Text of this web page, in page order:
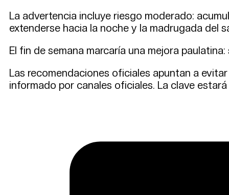
La advertencia incluye riesgo moderado:
extenderse hacia la noche y la madrugada del
El fin de semana marcaría una mejora
Las recomendaciones oficiales apuntan a
informado por canales oficiales. La clave